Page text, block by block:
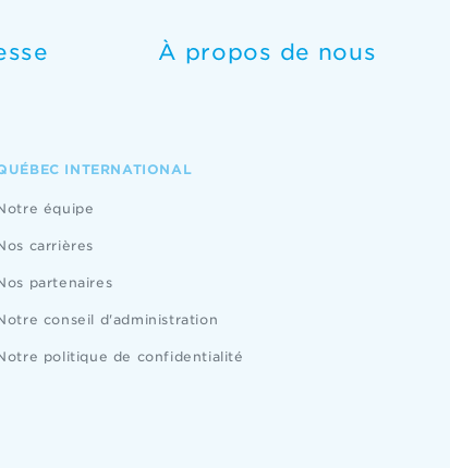
À propos de nous
INTERNATIONAL
équipe
carrières
partenaires
conseil d'administration
politique de confidentialité